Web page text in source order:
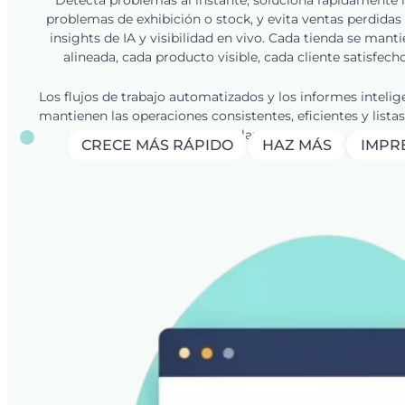
problemas de exhibición o stock, y evita ventas perdidas
insights de IA y visibilidad en vivo. Cada tienda se
alineada, cada producto visible, cada cliente
Los flujos de trabajo automatizados y los informes
mantienen las operaciones consistentes, eficientes y
escalar.
CRECE MÁS RÁPIDO HAZ MÁS